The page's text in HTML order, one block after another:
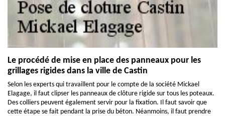
Le procédé de mise en place des panneaux pour les
grillages rigides dans la ville de Castin
Selon les experts qui travaillent pour le compte de la société Mickael
Elagage, il faut clipser les panneaux de clôture rigide sur tous les poteaux.
Des colliers peuvent également servir pour la fixation. Il faut savoir que
cette étape se fait pendant la prise du béton. Néanmoins, il faut prendre